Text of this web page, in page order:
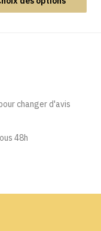
produit
peuvent
être
changer d'avis
48h